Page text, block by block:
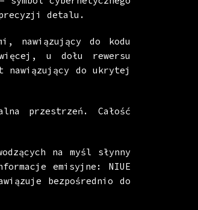
detalu.
nawiązujący do kodu
u dołu rewersu
nawiązujący do ukrytej
przestrzeń. Całość
na myśl słynny
emisyjne: NIUE
bezpośrednio do